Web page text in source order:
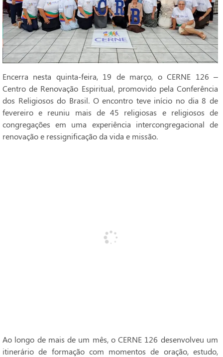
Encerra nesta quinta-feira, 19 de março, o CERNE 126 –
Centro de Renovação Espiritual, promovido pela Conferência
dos Religiosos do Brasil. O encontro teve início no dia 8 de
fevereiro e reuniu mais de 45 religiosas e religiosos de
congregações em uma experiência intercongregacional de
renovação e ressignificação da vida e missão.
Ao longo de mais de um mês, o CERNE 126 desenvolveu um
itinerário de formação com momentos de oração, estudo,